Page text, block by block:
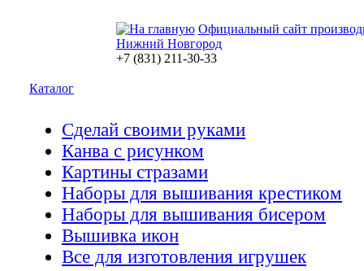
Официальный сайт
Нижний Новгород
+7 (831) 211-30-33
Каталог
Сделай своими руками
Канва с рисунком
Картины стразами
Наборы для вышивания крестиком
Наборы для вышивания бисером
Вышивка икон
Все для изготовления игрушек